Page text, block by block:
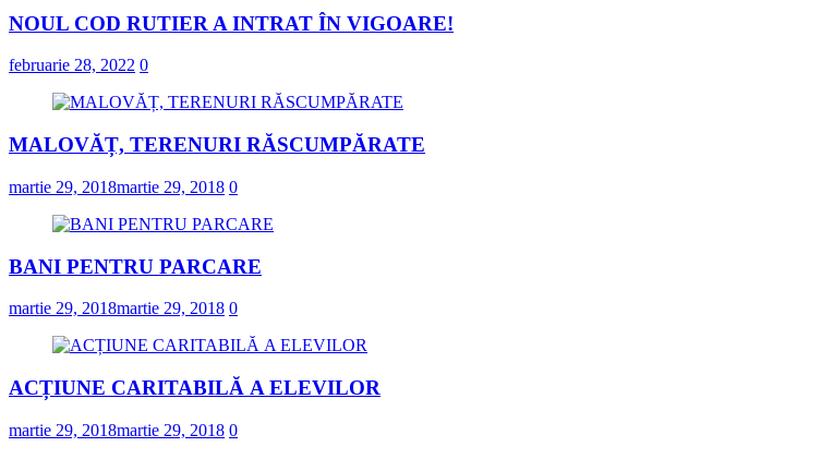
NOUL COD RUTIER A INTRAT ÎN VIGOARE!
februarie 28, 2022
NOUL COD RUTIER A INTRAT ÎN VIGOARE!
februarie 28, 2022 0
MALOVĂȚ, TERENURI RĂSCUMPĂRATE
martie 29, 2018martie 29, 2018 0
BANI PENTRU PARCARE
martie 29, 2018martie 29, 2018 0
ACȚIUNE CARITABILĂ A ELEVILOR
martie 29, 2018martie 29, 2018 0